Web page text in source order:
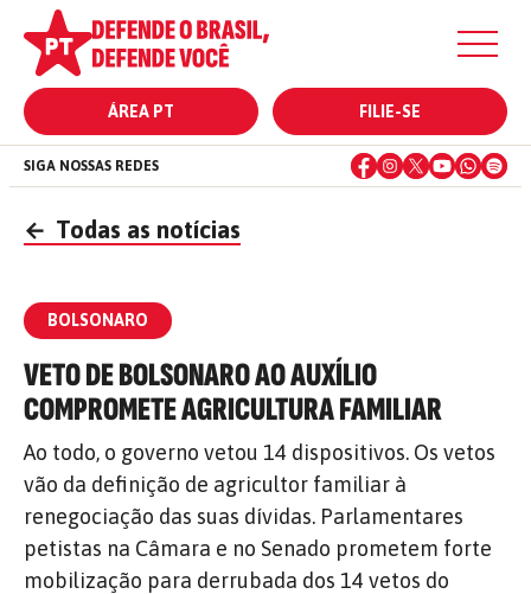
ÁREA PT FILIE-SE
SIGA NOSSAS REDES
← Todas as notícias
BOLSONARO
VETO DE BOLSONARO AO AUXÍLIO
COMPROMETE AGRICULTURA FAMILIAR
Ao todo, o governo vetou 14 dispositivos. Os vetos
vão da definição de agricultor familiar à
renegociação das suas dívidas. Parlamentares
petistas na Câmara e no Senado prometem forte
mobilização para derrubada dos 14 vetos do